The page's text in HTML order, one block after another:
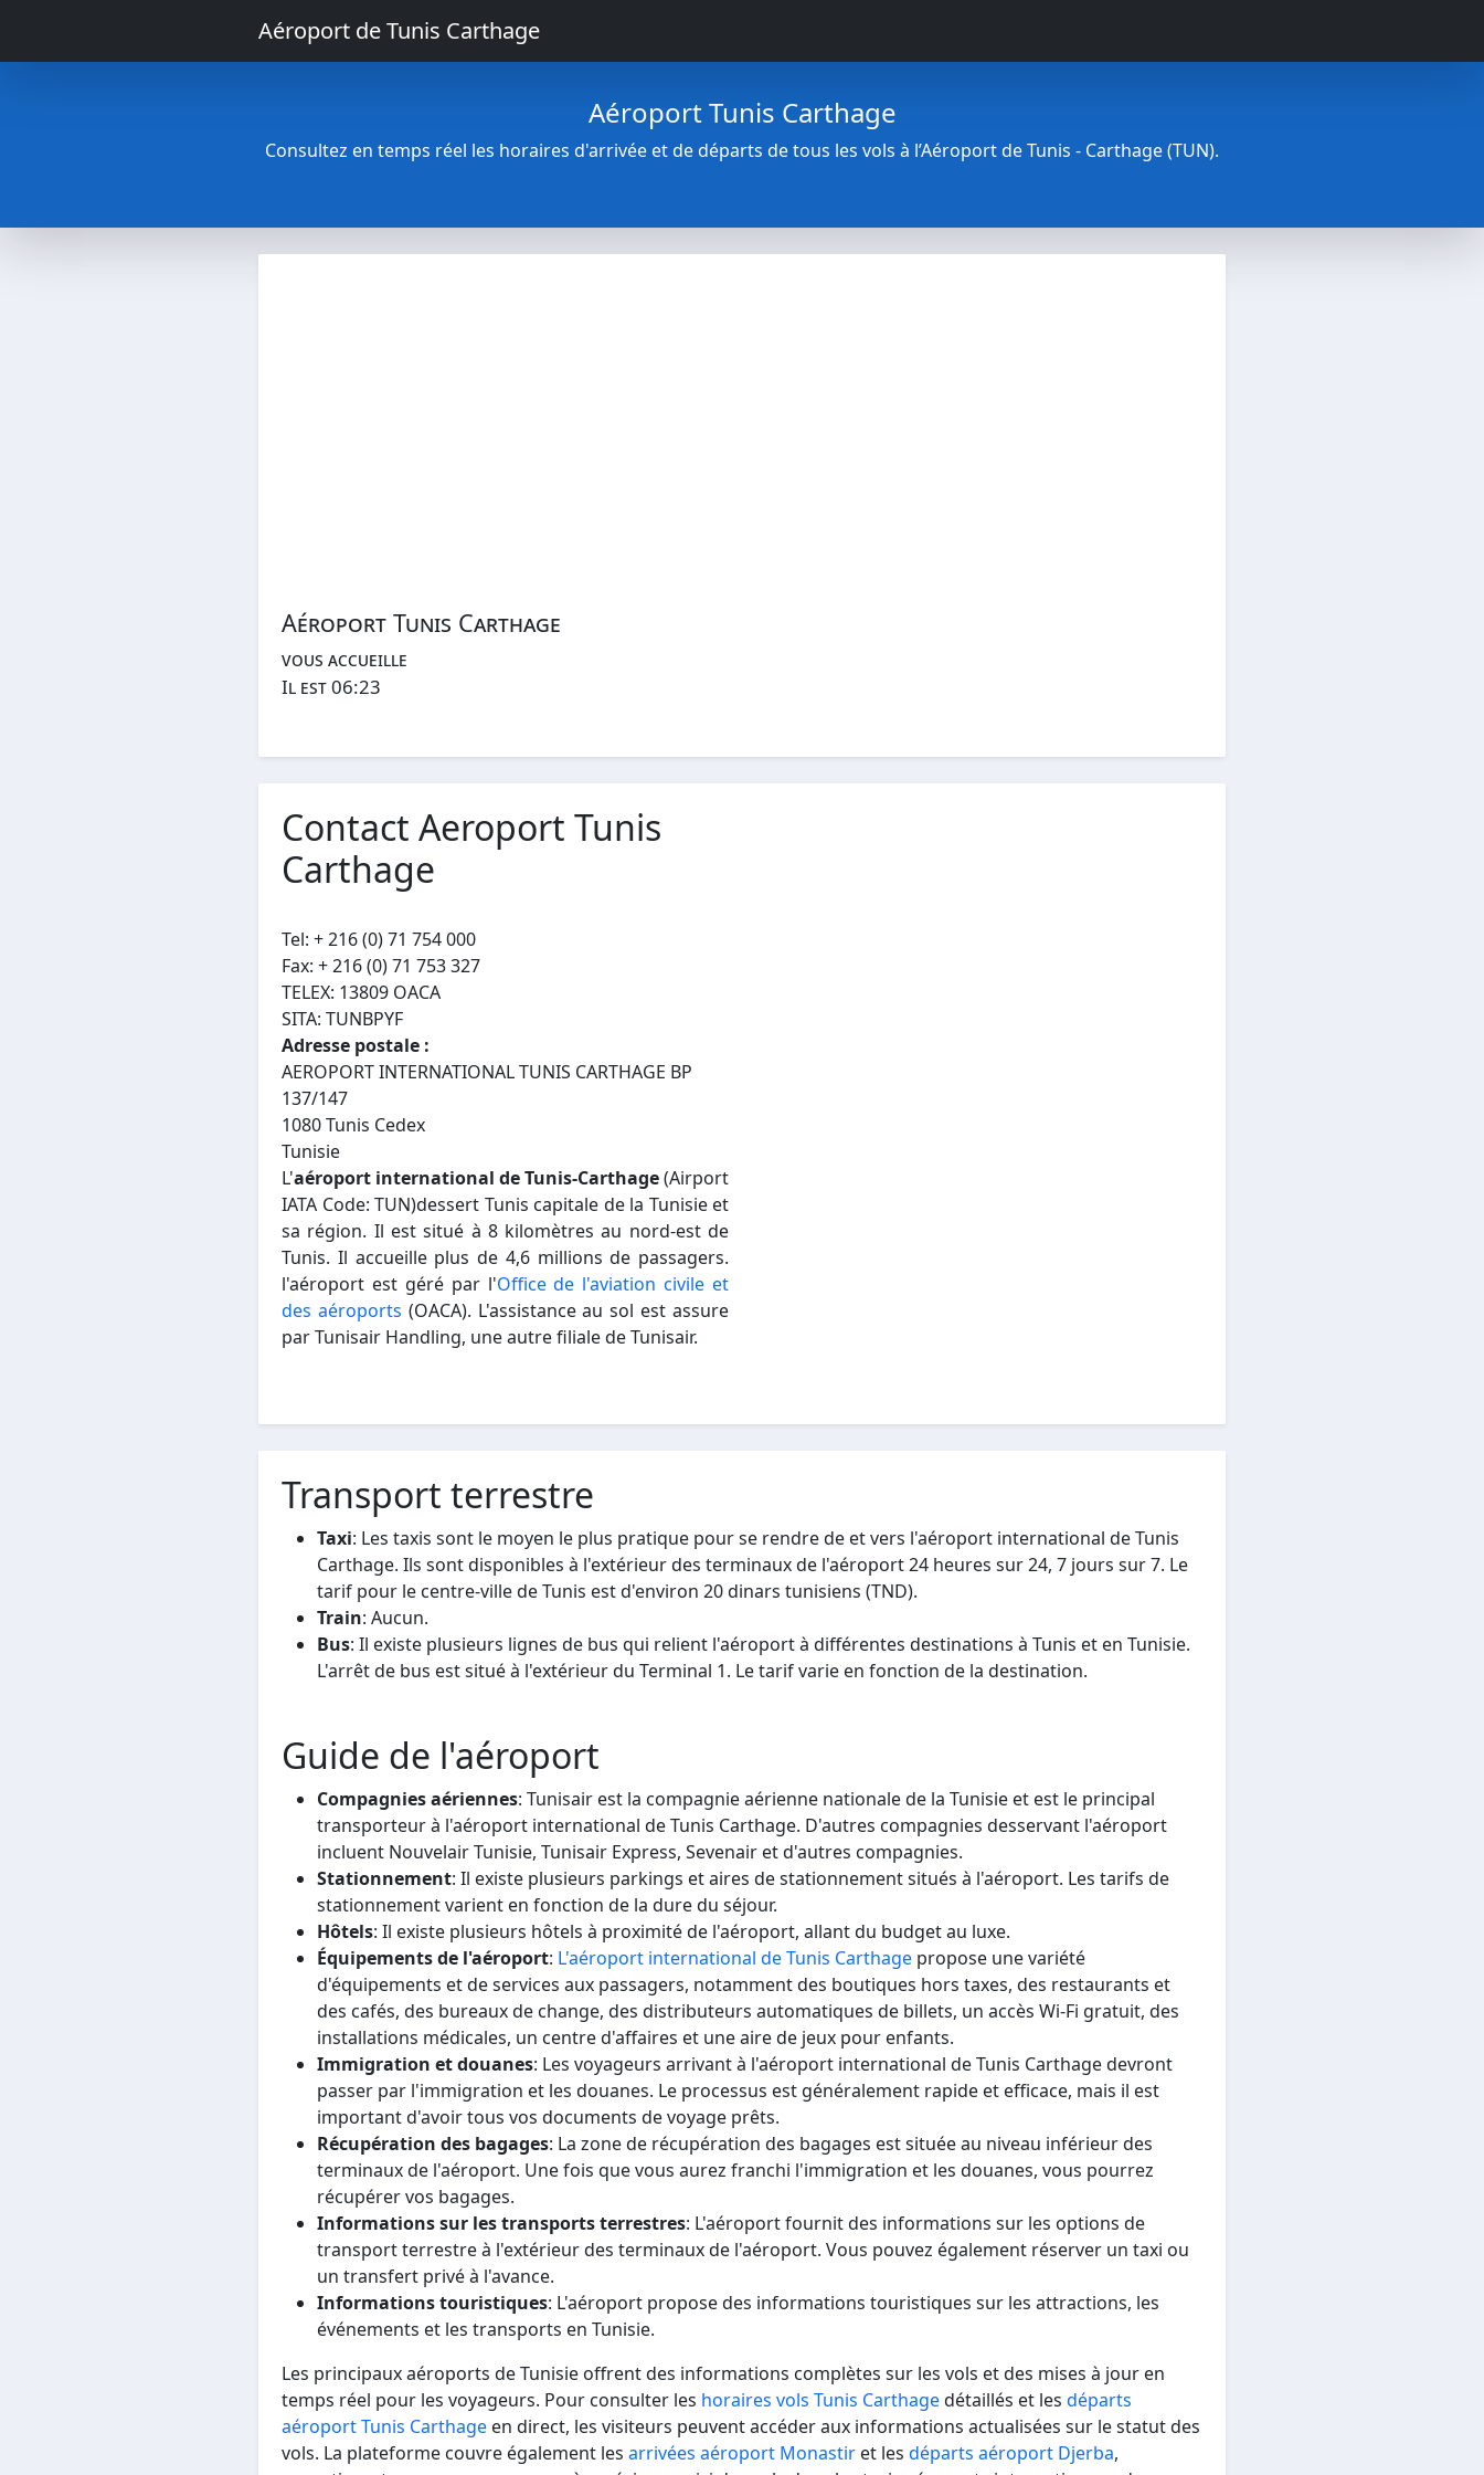
Aéroport de Tunis Carthage
Aéroport Tunis Carthage
Consultez en temps réel les horaires d'arrivée et de départs de tous les vols à l’Aéroport de Tunis - Carthage (TUN).
Aéroport Tunis Carthage
vous accueille
Il est 06:23
Contact Aeroport Tunis
Carthage
Tel: + 216 (0) 71 754 000
Fax: + 216 (0) 71 753 327
TELEX: 13809 OACA
SITA: TUNBPYF
Adresse postale :
AEROPORT INTERNATIONAL TUNIS CARTHAGE BP
137/147
1080 Tunis Cedex
Tunisie
L'aéroport international de Tunis-Carthage(Airport
IATA Code: TUN)dessert Tunis capitale de la Tunisie et
sa région. Il est situé à 8 kilomètres au nord-est de
Tunis. Il accueille plus de 4,6 millions de passagers.
l'aéroport est géré par l'Office de l'aviation civile et
des aéroports (OACA). L'assistance au sol est assure
par Tunisair Handling, une autre filiale de Tunisair.
Transport terrestre
Taxi: Les taxis sont le moyen le plus pratique pour se rendre de et vers l'aéroport international de Tunis
Carthage. Ils sont disponibles à l'extérieur des terminaux de l'aéroport 24 heures sur 24, 7 jours sur 7. Le
tarif pour le centre-ville de Tunis est d'environ 20 dinars tunisiens (TND).
Train: Aucun.
Bus: Il existe plusieurs lignes de bus qui relient l'aéroport à différentes destinations à Tunis et en Tunisie.
L'arrêt de bus est situé à l'extérieur du Terminal 1. Le tarif varie en fonction de la destination.
Guide de l'aéroport
Compagnies aériennes: Tunisair est la compagnie aérienne nationale de la Tunisie et est le principal
transporteur à l'aéroport international de Tunis Carthage. D'autres compagnies desservant l'aéroport
incluent Nouvelair Tunisie, Tunisair Express, Sevenair et d'autres compagnies.
Stationnement: Il existe plusieurs parkings et aires de stationnement situés à l'aéroport. Les tarifs de
stationnement varient en fonction de la dure du séjour.
Hôtels: Il existe plusieurs hôtels à proximité de l'aéroport, allant du budget au luxe.
Équipements de l'aéroport: L'aéroport international de Tunis Carthage propose une variété
d'équipements et de services aux passagers, notamment des boutiques hors taxes, des restaurants et
des cafés, des bureaux de change, des distributeurs automatiques de billets, un accès Wi-Fi gratuit, des
installations médicales, un centre d'affaires et une aire de jeux pour enfants.
Immigration et douanes: Les voyageurs arrivant à l'aéroport international de Tunis Carthage devront
passer par l'immigration et les douanes. Le processus est généralement rapide et efficace, mais il est
important d'avoir tous vos documents de voyage prêts.
Récupération des bagages: La zone de récupération des bagages est située au niveau inférieur des
terminaux de l'aéroport. Une fois que vous aurez franchi l'immigration et les douanes, vous pourrez
récupérer vos bagages.
Informations sur les transports terrestres: L'aéroport fournit des informations sur les options de
transport terrestre à l'extérieur des terminaux de l'aéroport. Vous pouvez également réserver un taxi ou
un transfert privé à l'avance.
Informations touristiques: L'aéroport propose des informations touristiques sur les attractions, les
événements et les transports en Tunisie.
Les principaux aéroports de Tunisie offrent des informations complètes sur les vols et des mises à jour en
temps réel pour les voyageurs. Pour consulter les horaires vols Tunis Carthagedétaillés et les départs
aéroport Tunis Carthage en direct, les visiteurs peuvent accéder aux informations actualisées sur le statut des
vols. La plateforme couvre également les arrivées aéroport Monastir et les départs aéroport Djerba,